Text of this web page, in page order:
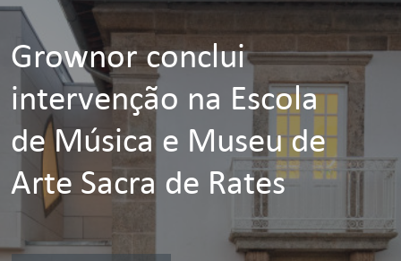
Grownor conclui
intervenção na Escola
de Música e Museu de
Arte Sacra de Rates